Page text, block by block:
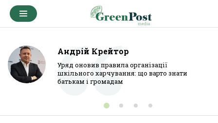
Андрій Крейтор
Уряд оновив правила організації
шкільного харчування: що варто знати
батькам і громадам